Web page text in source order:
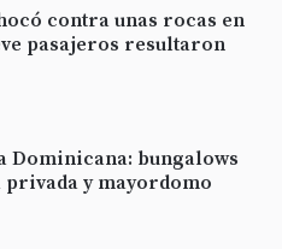
contra unas rocas en
pasajeros resultaron
Dominicana: bungalows
y mayordomo